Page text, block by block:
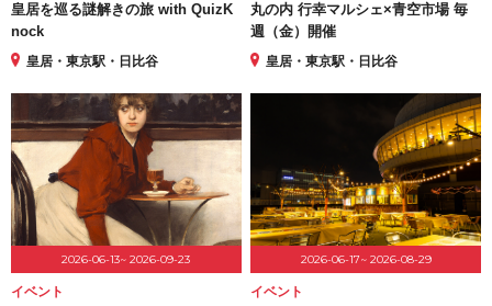
皇居を巡る謎解きの旅 with QuizK
nock
皇居・東京駅・日比谷
丸の内 行幸マルシェ×青空市場 毎
週（金）開催
皇居・東京駅・日比谷
2026-06-13~ 2026-09-23
イベント
2026-06-17~ 2026-08-29
イベント